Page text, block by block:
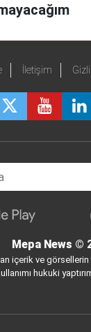
İletişim
Mepa News ©
içerik ve görsellerin
hukuki